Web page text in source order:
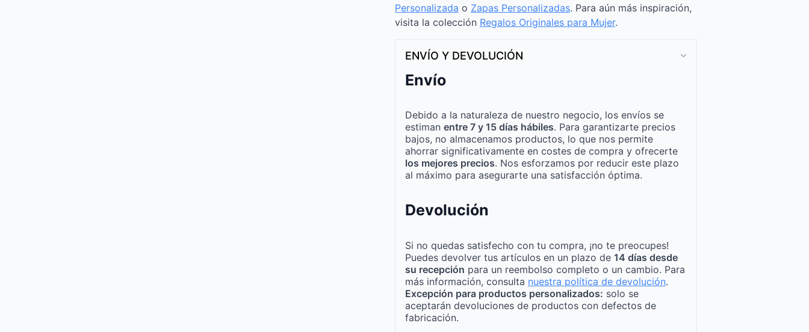
Personalizada o Zapas Personalizadas. Para aún más inspiración,
visita la colección Regalos Originales para Mujer.
ENVÍO Y DEVOLUCIÓN
Envío
Debido a la naturaleza de nuestro negocio, los envíos se
estiman entre 7 y 15 días hábiles. Para garantizarte precios
bajos, no almacenamos productos, lo que nos permite
ahorrar significativamente en costes de compra y ofrecerte
los mejores precios. Nos esforzamos por reducir este plazo
al máximo para asegurarte una satisfacción óptima.
Devolución
Si no quedas satisfecho con tu compra, ¡no te preocupes!
Puedes devolver tus artículos en un plazo de 14 días desde
su recepción para un reembolso completo o un cambio. Para
más información, consulta nuestra política de devolución.
Excepción para productos personalizados: solo se
aceptarán devoluciones de productos con defectos de
fabricación.